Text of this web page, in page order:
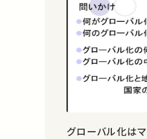
グローバル化は